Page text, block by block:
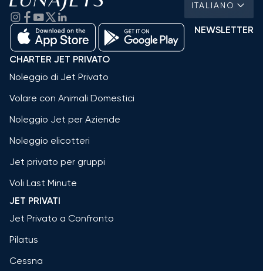
ITALIANO
NEWSLETTER
CHARTER JET PRIVATO
Noleggio di Jet Privato
Volare con Animali Domestici
Noleggio Jet per Aziende
Noleggio elicotteri
Jet privato per gruppi
Voli Last Minute
JET PRIVATI
Jet Privato a Confronto
Pilatus
Cessna